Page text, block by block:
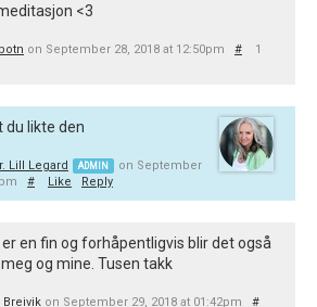
<3
on September 28, 2018 at 12:50pm #
1
du likte den
Lill Legard ADMIN
on September
# Like Reply
en fin og forhåpentligvis blir det også
og mine. Tusen takk
Breivik on September 29, 2018 at 01:42pm
#